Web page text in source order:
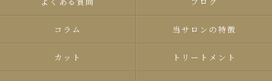
コラム 当サロンの特徴
カット トリートメント